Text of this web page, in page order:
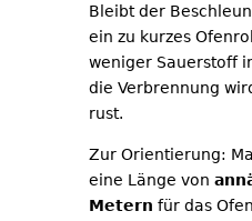
Bleibt der
ein zu kurzes
weniger Sauerstoff
die Verbrennung
rust.
Zur Orientierung:
eine Länge von
Metern für das